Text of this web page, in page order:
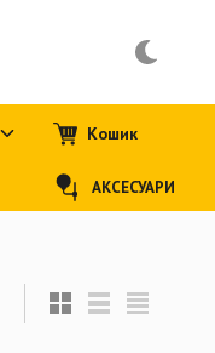
Кошик
АКСЕСУАРИ